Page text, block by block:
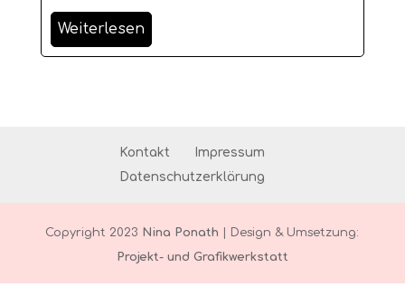
Weiterlesen
Kontakt
Impressum
Datenschutzerklärung
Copyright 2023 Nina Ponath
| Design & Umsetzung:
Projekt- und Grafikwerkstatt